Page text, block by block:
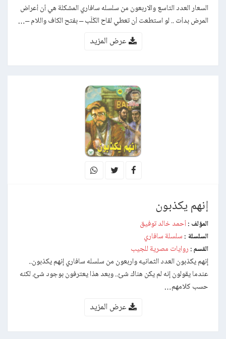
السعار العدد التاسع والاربعون من سلسله سافاري المشكلة هي أن أعراض
المرض بدأت .. لو استطعت أن تعطي لقاح الكَلَب – بفتح الكاف واللام –…
عرض المزيد
إنهم يكذبون
المؤلف : أحمد خالد توفيق
السلسلة : سلسلة سافاري
القسم : روايات مصرية للجيب
إنهم يكذبون العدد الثمانيه واربعون من سلسله سافاري إنهم يكذبون..
عندما يقولون إنه لم يكن هناك شئ.. وبعد هذا يعترفون بوجود شئ، لكنه
حسب كلامهم…
عرض المزيد